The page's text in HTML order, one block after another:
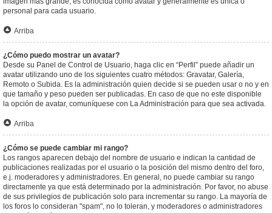
personal para cada usuario.
Arriba
¿Cómo puedo mostrar un avatar?
Desde su Panel de Control de Usuario, haga clic en “Perfil” puede añadir un
avatar utilizando uno de los siguientes cuatro métodos: Gravatar, Galería,
Remoto o Subida. Es la administración quien decide si se pueden usar o no y en
que tamaño y peso pueden ser publicadas. En caso de que no este disponible
la opción de avatar, comuníquese con La Administración para que sea activada.
Arriba
¿Cómo se puede cambiar mi rango?
Los rangos aparecen debajo del nombre de usuario e indican la cantidad de
publicaciones realizadas por el usuario o la posición del mismo dentro del foro,
e.j. moderadores y administradores. En general, no puede cambiar su rango
directamente ya que está determinado por la administración. Por favor, no abuse
de sus privilegios de publicación solo para incrementar su rango. La mayoría de
los foros lo consideran "spam", no lo toleran, y moderadores o administradores